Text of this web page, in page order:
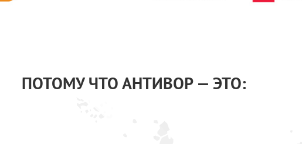
ПОТОМУ ЧТО АНТИВОР — ЭТО: